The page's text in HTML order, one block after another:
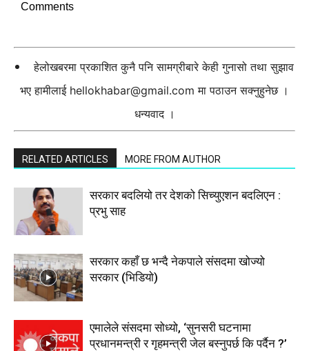
Comments
हेलोखबरमा प्रकाशित कुनै पनि सामग्रीबारे केही गुनासो तथा सुझाव
भए हामीलाई hellokhabar@gmail.com मा पठाउन सक्नुहुनेछ ।
धन्यवाद ।
RELATED ARTICLES MORE FROM AUTHOR
सरकार बदलियो तर देशको सिच्युएशन बदलिएन :
प्रभु साह
सरकार कहाँ छ भन्दै नेकपाले संसदमा खोज्यो
सरकार (भिडियाे)
एमालेले संसदमा सोध्यो, ‘सुनसरी घटनामा
प्रधानमन्त्री र गृहमन्त्री जेल बस्नुपर्छ कि पर्दैन ?’